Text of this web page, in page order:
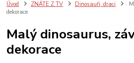
Úvod ZNÁTE Z TV Dinosauři, draci
dekorace
Malý dinosaurus,
dekorace